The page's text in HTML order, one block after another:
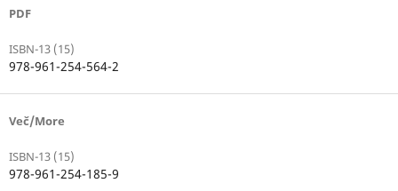
PDF
ISBN-13 (15)
978-961-254-564-2
Več/More
ISBN-13 (15)
978-961-254-185-9